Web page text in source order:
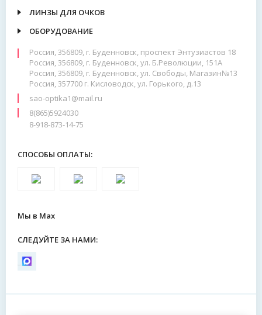
ЛИНЗЫ ДЛЯ ОЧКОВ
ОБОРУДОВАНИЕ
Россия, 356809, г. Буденновск, проспект Энтузиастов 18
Россия, 356809, г. Буденновск, ул. Б.Революции, 151А
Россия, 356809, г. Буденновск, ул. Свободы, Магазин№13
Россия, 357700 г. Кисловодск, ул. Горького, д.13
sao-optika1@mail.ru
8(865)5924030
8-918-873-14-75
СПОСОБЫ ОПЛАТЫ:
Мы в Max
СЛЕДУЙТЕ ЗА НАМИ: